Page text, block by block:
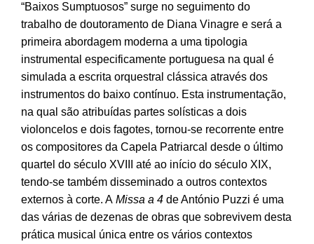
“Baixos Sumptuosos” surge no seguimento do
trabalho de doutoramento de Diana Vinagre e será a
primeira abordagem moderna a uma tipologia
instrumental especificamente portuguesa na qual é
simulada a escrita orquestral clássica através dos
instrumentos do baixo contínuo. Esta instrumentação,
na qual são atribuídas partes solísticas a dois
violoncelos e dois fagotes, tornou-se recorrente entre
os compositores da Capela Patriarcal desde o último
quartel do século XVIII até ao início do século XIX,
tendo-se também disseminado a outros contextos
externos à corte. A Missa a 4 de António Puzzi é uma
das várias de dezenas de obras que sobrevivem desta
prática musical única entre os vários contextos